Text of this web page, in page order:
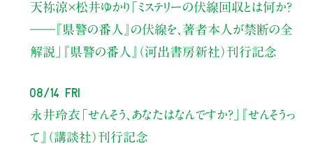
天祢涼×松井ゆかり 「ミステリーの伏線回収とは何か？
――『県警の番人』の伏線を、著者本人が禁断の全
解説」
『県警の番人』（河出書房新社）刊行記念
08/14 Fri
永井玲衣 「せんそう、あなたはなんですか？」
『せんそうっ
て』（講談社）刊行記念